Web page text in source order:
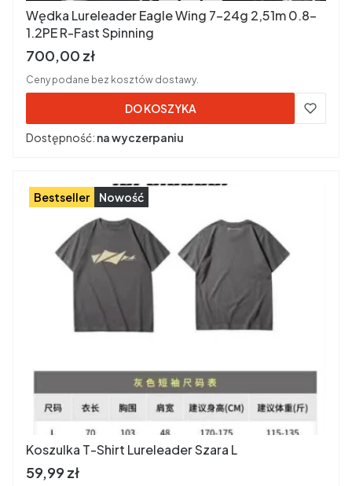
Wędka Lureleader Eagle Wing 7-24g 2,51m 0.8-
1.2PE R-Fast Spinning
Cena brutto
700,00 zł
Ceny podane bez kosztów dostawy.
DO KOSZYKA
Dostępność: na wyczerpaniu
Bestseller Nowość
Koszulka T-Shirt Lureleader Szara L
Cena brutto
59,99 zł